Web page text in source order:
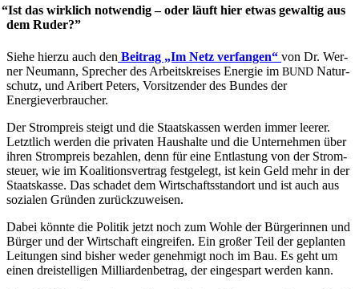
“Ist das wirk­lich not­wen­dig – oder läuft hier etwas gewal­tig aus
dem Ruder?”
Sie­he hier­zu auch den Bei­trag „Im Netz ver­fan­gen“ von Dr. Wer­
ner Neu­mann, Spre­cher des Arbeits­krei­ses Ener­gie im BUND Natur­
schutz, und Ari­bert Peters, Vor­sit­zen­der des Bun­des der
Energieverbraucher.
Der Strom­preis steigt und die Staats­kas­sen wer­den immer lee­rer.
Letzt­lich wer­den die pri­va­ten Haus­hal­te und die Unter­neh­men über
ihren Strom­preis bezah­len, denn für eine Ent­las­tung von der Strom­
steu­er, wie im Koali­ti­ons­ver­trag fest­ge­legt, ist kein Geld mehr in der
Staats­kas­se. Das scha­det dem Wirt­schafts­stand­ort und ist auch aus
sozia­len Grün­den zurück­zu­wei­sen.
Dabei könn­te die Poli­tik jetzt noch zum Woh­le der Bür­ge­rin­nen und
Bür­ger und der Wirt­schaft ein­grei­fen. Ein gro­ßer Teil der geplan­ten
Lei­tun­gen sind bis­her weder geneh­migt noch im Bau. Es geht um
einen drei­stel­li­gen Mil­li­ar­den­be­trag, der ein­ge­spart wer­den kann.